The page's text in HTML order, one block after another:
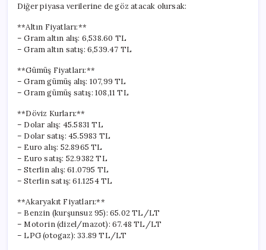
Diğer piyasa verilerine de göz atacak olursak:
**Altın Fiyatları:**
– Gram altın alış: 6,538.60 TL
– Gram altın satış: 6,539.47 TL
**Gümüş Fiyatları:**
– Gram gümüş alış: 107,99 TL
– Gram gümüş satış: 108,11 TL
**Döviz Kurları:**
– Dolar alış: 45.5831 TL
– Dolar satış: 45.5983 TL
– Euro alış: 52.8965 TL
– Euro satış: 52.9382 TL
– Sterlin alış: 61.0795 TL
– Sterlin satış: 61.1254 TL
**Akaryakıt Fiyatları:**
– Benzin (kurşunsuz 95): 65.02 TL/LT
– Motorin (dizel/mazot): 67.48 TL/LT
– LPG (otogaz): 33.89 TL/LT